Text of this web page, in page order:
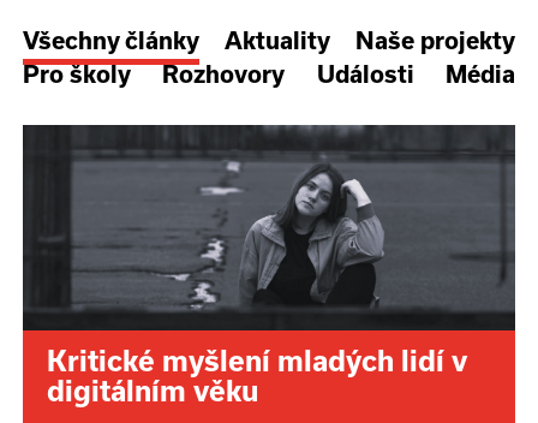
Všechny články Aktuality
Naše projekty
Pro školy
Rozhovory Události Média
Kritické myšlení mladých lidí v
digitálním věku